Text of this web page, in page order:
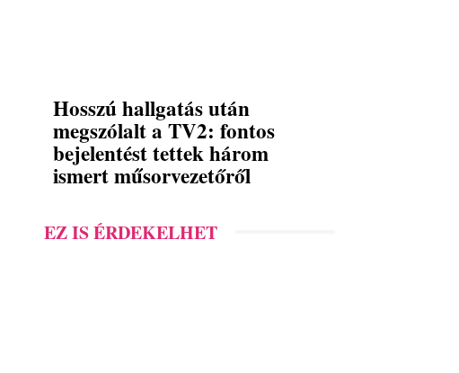
Hosszú hallgatás után
megszólalt a TV2: fontos
bejelentést tettek három
ismert műsorvezetőről
EZ IS ÉRDEKELHET